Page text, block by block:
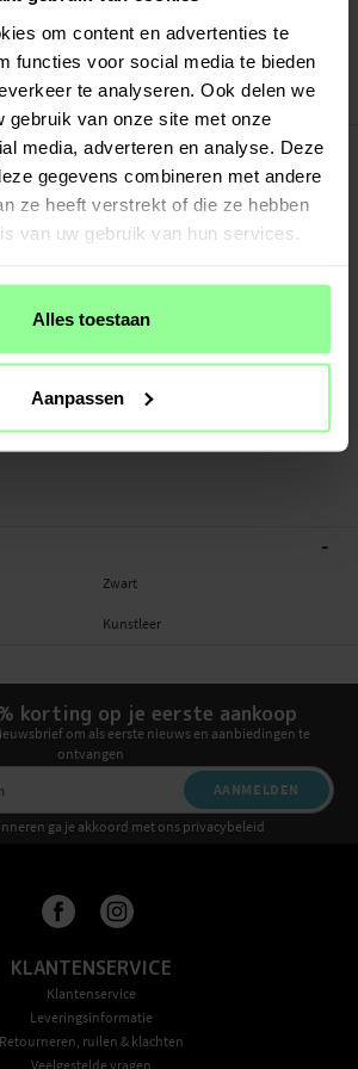
om content en advertenties te
functies voor social media te bieden
te analyseren. Ook delen we
gebruik van onze site met onze
media, adverteren en analyse. Deze
gegevens combineren met andere
ze heeft verstrekt of die ze hebben
van uw gebruik van hun services.
Alles toestaan
Aanpassen
met Klarna of Paypal
-
iPad Air 9.7 1st Gen (2013) met een opvouwbare flap
De hoes biedt volledige bescherming
krassen en schermbreuk.
bij sluiten/openen
rondom de tablet
-
Zwart
Kunstleer
korting op je eerste aankoop
om als eerste nieuws en aanbiedingen te
ontvangen
AANMELDEN
ga je akkoord met ons privacybeleid
KLANTENSERVICE
Klantenservice
Leveringsinformatie
Retourneren, ruilen & klachten
Veelgestelde vragen